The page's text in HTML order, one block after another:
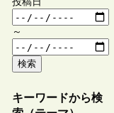
～
検索
キーワードから検